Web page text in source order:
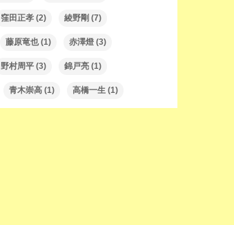
窪田正孝 (2) 綾野剛 (7)
藤原竜也(1) 赤澤燈 (3)
野村周平 (3) 錦戸亮 (1)
青木崇高 (1) 高橋一生 (1)